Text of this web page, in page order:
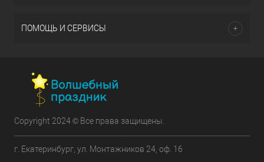
ПОМОЩЬ И СЕРВИСЫ
Copyright 2024 © Все права защищены.
г. Екатеринбург, ул. Монтажников 24, оф. 16